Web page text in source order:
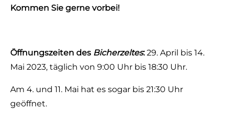
Kommen Sie gerne vorbei!
Öffnungszeiten des Bicherzeltes:29. April bis 14.
Mai 2023, täglich von 9:00 Uhr bis 18:30 Uhr.
Am 4. und 11. Mai hat es sogar bis 21:30 Uhr
geöffnet.